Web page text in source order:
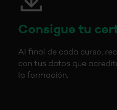
Consigue tu
Al final de cada curso,
con tus datos que
la formación.